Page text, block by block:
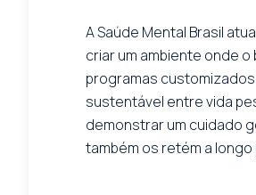
A Saúde Mental Brasil
criar um ambiente onde
programas
sustentável entre vida
demonstrar um cuidado
também os retém a